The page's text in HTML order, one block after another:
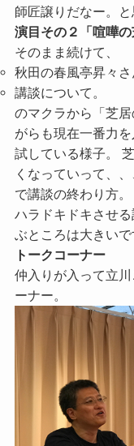
師匠譲りだなー。
演目その２「喧嘩の
そのまま続けて、
秋田の春風亭昇々さ
講談について。
のマクラから「芝
がらも現在一番力
試している様子。
くなっていって、
で講談の終わり方
ハラドキドキさせ
ぶところは大きい
トークコーナー
仲入りが入って立
ーナー。